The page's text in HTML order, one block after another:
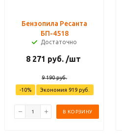
Бензопила Ресанта
БП-4518
Достаточно
8 271 руб. /шт
9 190руб.
-10% Экономия 919руб.
В КОРЗИНУ